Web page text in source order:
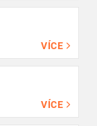
VÍCE
VÍCE